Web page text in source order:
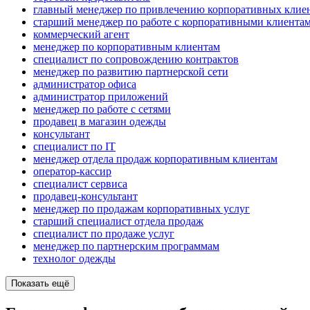
главный менеджер по привлечению корпоративных
старший менеджер по работе с корпоративными
коммерческий агент
менеджер по корпоративным клиентам
специалист по сопровождению контрактов
менеджер по развитию партнерской сети
администратор офиса
администратор приложений
менеджер по работе с сетями
продавец в магазин одежды
консультант
специалист по IT
менеджер отдела продаж корпоративным клиентам
оператор-кассир
специалист сервиса
продавец-консультант
менеджер по продажам корпоративных услуг
старший специалист отдела продаж
специалист по продаже услуг
менеджер по партнерским программам
технолог одежды
Показать ещё